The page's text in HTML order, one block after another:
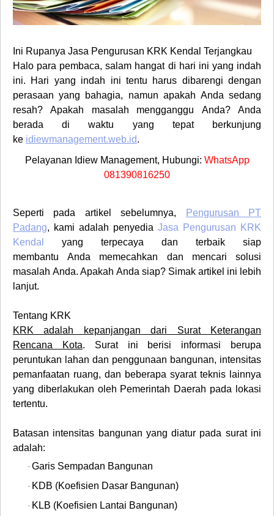
Ini Rupanya Jasa Pengurusan KRK Kendal Terjangkau
Halo para pembaca, salam hangat di hari ini yang indah
ini. Hari yang indah ini tentu harus dibarengi dengan
perasaan yang bahagia, namun apakah Anda sedang
resah? Apakah masalah menggangguAnda? Anda
berada di waktu yang tepat berkunjung
ke idiewmanagement.web.id.
Pelayanan Idiew Management, Hubungi: WhatsApp
081390816250
Seperti pada artikel sebelumnya,
Pengurusan PT
Padang, kami adalah penyedia Jasa Pengurusan KRK
Kendal
yang terpecaya dan terbaik siap
membantuAnda memecahkan dan mencari solusi
masalah Anda. Apakah Anda siap? Simak artikel ini lebih
lanjut.
Tentang KRK
KRK adalah kepanjangan dari Surat Keterangan
Rencana Kota. Surat ini berisi informasi berupa
peruntukan lahan dan penggunaan bangunan, intensitas
pemanfaatan ruang, dan beberapa syarat teknis lainnya
yang diberlakukan oleh Pemerintah Daerah pada lokasi
tertentu.
Batasan intensitas bangunan yang diatur pada surat ini
adalah:
· Garis Sempadan Bangunan
· KDB (Koefisien Dasar Bangunan)
· KLB (Koefisien Lantai Bangunan)